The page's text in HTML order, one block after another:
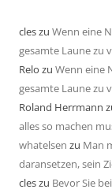
cleszu Wenn eine
gesamte Laune zu
Relo zu Wenn eine
gesamte Laune zu
Roland Herrmann
alles so machen
whatelsen zu Man
daransetzen, sein
cleszu Bevor Sie